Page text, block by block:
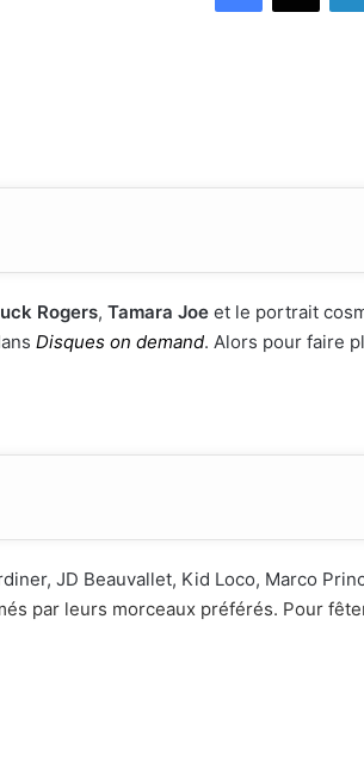
Rogers, Tamara Joe et le portrait
Disques on demand. Alors pour faire
JD Beauvallet, Kid Loco, Marco
par leurs morceaux préférés. Pour